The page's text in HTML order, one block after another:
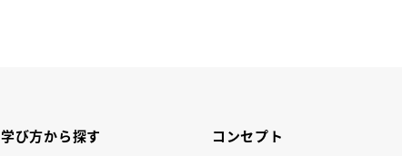
学び方から探す コンセプト